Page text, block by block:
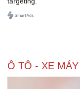
Ô TÔ - XE MÁY